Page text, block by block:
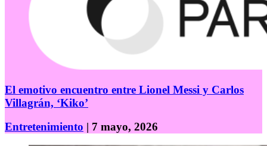
El emotivo encuentro entre Lionel Messi y Carlos
Villagrán, ‘Kiko’
Entretenimiento | 7 mayo, 2026